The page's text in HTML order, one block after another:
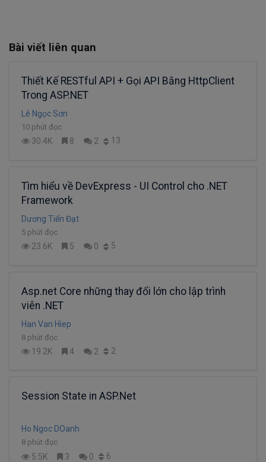
Bài viết liên quan
Thiết Kế RESTful API + Gọi API Bằng HttpClient
Trong ASP.NET
Lê Ngọc Sơn
10 phút đọc
30.4K 8 2 13
Tìm hiểu về DevExpress - UI Control cho .NET
Framework
Dương Tiến Đạt
5 phút đọc
23.6K 5 0 5
Asp.net Core những thay đổi lớn cho lập trình
viên .NET
Han Van Hiep
8 phút đọc
19.2K 4 2 2
Session State in ASP.Net
Ho Ngoc DOanh
8 phút đọc
5.5K 3 0 6